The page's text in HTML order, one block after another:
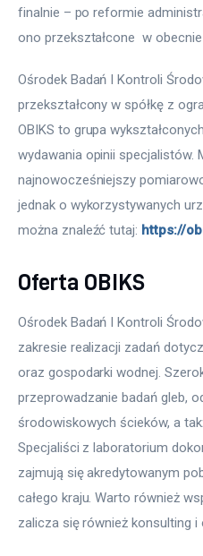
finalnie – po reformie
ono przekształcone  w
Ośrodek Badań I Kontroli
przekształcony w spółkę z
OBIKS to grupa
wydawania opinii specjalistów.
najnowocześniejszy
jednak o wykorzystywanych
można znaleźć tutaj: https://
Oferta OBIKS
Ośrodek Badań I Kontroli
zakresie realizacji zadań
oraz gospodarki wodnej.
przeprowadzanie badań gleb,
środowiskowych ścieków, a
Specjaliści z laboratorium
zajmują się akredytowanym
całego kraju. Warto również
zalicza się również konsulting